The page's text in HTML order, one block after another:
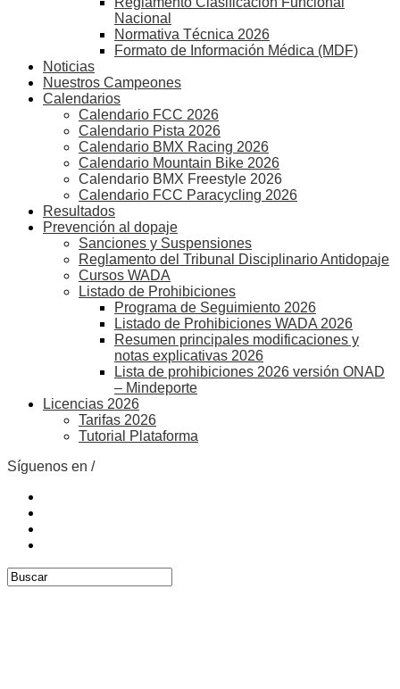
Nacional
Normativa Técnica 2026
Formato de Información Médica (MDF)
Noticias
Nuestros Campeones
Calendarios
Calendario FCC 2026
Calendario Pista 2026
Calendario BMX Racing 2026
Calendario Mountain Bike 2026
Calendario BMX Freestyle 2026
Calendario FCC Paracycling 2026
Resultados
Prevención al dopaje
Sanciones y Suspensiones
Reglamento del Tribunal Disciplinario Antidopaje
Cursos WADA
Listado de Prohibiciones
Programa de Seguimiento 2026
Listado de Prohibiciones WADA 2026
Resumen principales modificaciones y
notas explicativas 2026
Lista de prohibiciones 2026 versión ONAD
– Mindeporte
Licencias 2026
Tarifas 2026
Tutorial Plataforma
Síguenos en /